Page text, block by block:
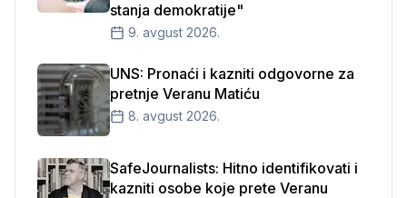
stanja demokratije"
9. avgust 2026.
UNS: Pronaći i kazniti odgovorne za
pretnje Veranu Matiću
8. avgust 2026.
SafeJournalists: Hitno identifikovati i
kazniti osobe koje prete Veranu